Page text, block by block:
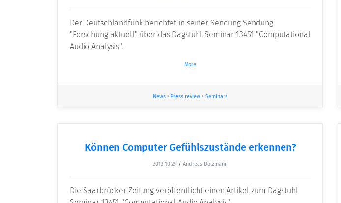
Der Deutschlandfunk berichtet in seiner Sendung Sendung
"Forschung aktuell" über das Dagstuhl Seminar 13451 "Computational
Audio Analysis".
More
News • Press review • Seminars
Können Computer Gefühlszustände erkennen?
2013-10-29 / Andreas Dolzmann
Die Saarbrücker Zeitung veröffentlicht einen Artikel zum Dagstuhl